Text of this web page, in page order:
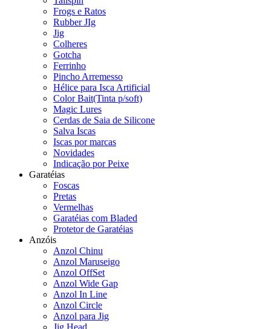
Frogs e Ratos
Rubber JIg
Jig
Colheres
Gotcha
Ferrinho
Pincho Arremesso
Hélice para Isca Artificial
Color Bait(Tinta p/soft)
Magic Lures
Cerdas de Saia de Silicone
Salva Iscas
Iscas por marcas
Novidades
Indicação por Peixe
Garatéias
Foscas
Pretas
Vermelhas
Garatéias com Bladed
Protetor de Garatéias
Anzóis
Anzol Chinu
Anzol Maruseigo
Anzol OffSet
Anzol Wide Gap
Anzol In Line
Anzol Circle
Anzol para Jig
Jig Head